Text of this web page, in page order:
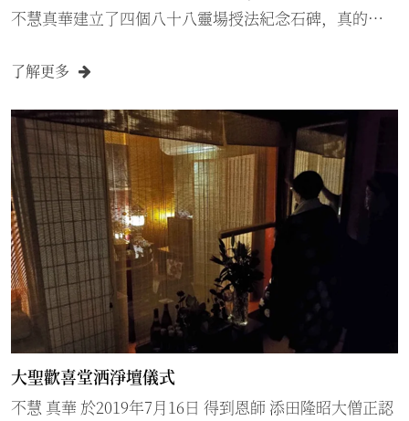
不慧真華建立了四個八十八靈場授法紀念石碑，真的很
立此極為殊勝石碑。 同時；並約好10月來參與「大般若
了解更多
大聖歡喜堂洒淨壇儀式
不慧 真華 於2019年7月16日 得到恩師 添田隆昭大僧正認